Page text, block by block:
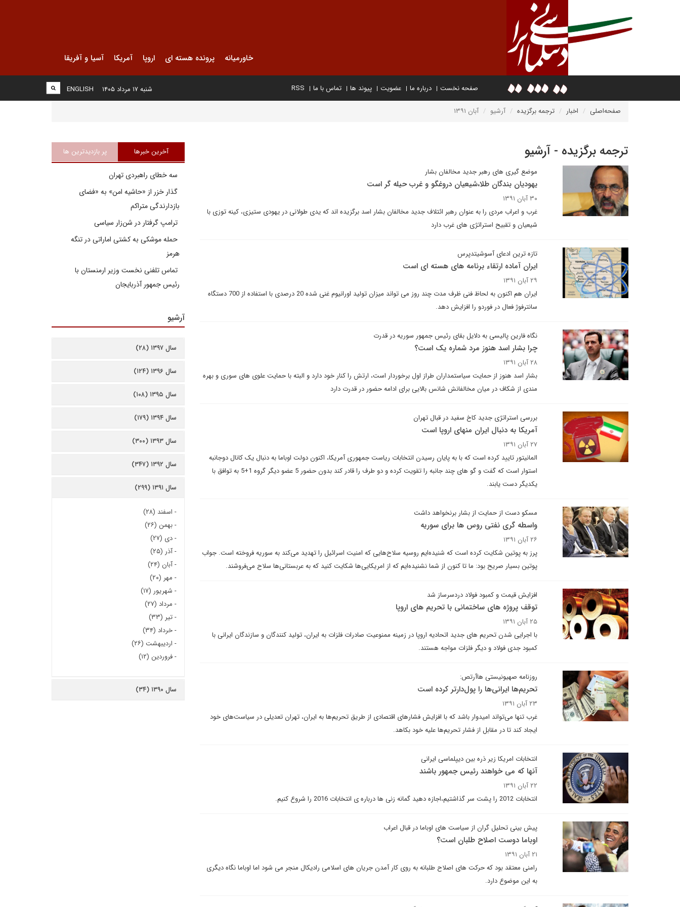
خاورمیانه پرونده هسته ای اروپا آمریکا آسیا و آفریقا
صفحه نخست درباره ما عضویت پیوند ها تماس با ما RSS
ENGLISH شنبه ۱۷ مرداد ۱۴۰۵
صفحه‌اصلی اخبار ترجمه برگزیده آرشیو آبان ۱۳۹۱
ترجمه برگزیده - آرشیو
موضع گیری های رهبر جدید مخالفان بشار
یهودیان بندگان طلا،شیعیان دروغگو و غرب حیله گر است
۳۰ آبان ۱۳۹۱
غرب و اعراب مردی را به عنوان رهبر ائتلاف جدید مخالفان بشار اسد برگزیده اند که یدی طولانی در یهودی ستیزی، کینه توزی با
شیعیان و تقبیح استراتژی های غرب دارد
تازه ترین ادعای آسوشیتدپرس
ایران آماده ارتقاء برنامه های هسته ای است
۲۹ آبان ۱۳۹۱
ایران هم اکنون به لحاظ فنی ظرف مدت چند روز می تواند میزان تولید اورانیوم غنی شده 20 درصدی با استفاده از 700 دستگاه
سانترفوژ فعال در فوردو را افزایش دهد.
نگاه فارین پالیسی به دلایل بقای رئیس جمهور سوریه در قدرت
چرا بشار اسد هنوز مرد شماره یک است؟
۲۸ آبان ۱۳۹۱
بشار اسد هنوز از حمایت سیاستمداران طراز اول برخوردار است، ارتش را کنار خود دارد و البته با حمایت علوی های سوری و بهره
مندی از شکاف در میان مخالفانش شانس بالایی برای ادامه حضور در قدرت دارد
بررسی استراتژی جدید کاخ سفید در قبال تهران
آمریکا به دنبال ایران منهای اروپا است
۲۷ آبان ۱۳۹۱
المانیتور تایید کرده است که با به پایان رسیدن انتخابات ریاست جمهوری آمریکا، اکنون دولت اوباما به دنبال یک کانال دوجانبه
استوار است که گفت و گو های چند جانبه را تقویت کرده و دو طرف را قادر کند بدون حضور 5 عضو دیگر گروه 1+5 به توافق با
یکدیگر دست یابند.
مسکو دست از حمایت از بشار برنخواهد داشت
واسطه گری نفتی روس ها برای سوریه
۲۶ آبان ۱۳۹۱
پرز به پوتین شکایت کرده است که شنیده‌ایم روسیه سلاح‌هایی که امنیت اسرائیل را تهدید می‌کند به سوریه فروخته است. جواب
پوتین بسیار صریح بود: ما تا کنون از شما نشنیده‌ایم که از امریکایی‌ها شکایت کنید که به عربستانی‌ها سلاح‌ می‌فروشند.
افزایش قیمت و کمبود فولاد دردسرساز شد
توقف پروژه های ساختمانی با تحریم های اروپا
۲۵ آبان ۱۳۹۱
با اجرایی شدن تحریم های جدید اتحادیه اروپا در زمینه ممنوعیت صادرات فلزات به ایران، تولید کنندگان و سازندگان ایرانی با
کمبود جدی فولاد و دیگر فلزات مواجه هستند.
روزنامه صهیونیستی هاآرتص:
تحریم‌ها ایرانی‌ها را پول‌دارتر کرده است
۲۳ آبان ۱۳۹۱
غرب تنها می‌تواند امیدوار باشد که با افزایش فشارهای اقتصادی از طریق تحریم‌ها به ایران، تهران تعدیلی در سیاست‌های خود
ایجاد کند تا در مقابل از فشار تحریم‌ها علیه خود بکاهد.
انتخابات امریکا زیر ذره بین دیپلماسی ایرانی
آنها که می خواهند رئیس جمهور باشند
۲۲ آبان ۱۳۹۱
انتخابات 2012 را پشت سر گذاشتیم،اجازه دهید گمانه زنی ها درباره ی انتخابات 2016 را شروع کنیم.
پیش بینی تحلیل گران از سیاست های اوباما در قبال اعراب
اوباما دوست اصلاح طلبان است؟
۲۱ آبان ۱۳۹۱
رامنی معتقد بود که حرکت های اصلاح طلبانه به روی کار آمدن جریان های اسلامی رادیکال منجر می شود اما اوباما نگاه دیگری
به این موضوع دارد.
آخرین خبرها پر بازدیدترین ها
سه خطای راهبردی تهران
گذار خزر از «حاشیه امن» به «فضای
بازدارندگی متراکم
ترامپ گرفتار در شن‌زار سیاسی
حمله موشکی به کشتی اماراتی در تنگه
هرمز
تماس تلفنی نخست وزیر ارمنستان با
رئیس جمهور آذربایجان
آرشیو
سال ۱۳۹۷ (۲۸)
سال ۱۳۹۶ (۱۲۴)
سال ۱۳۹۵ (۱۰۸)
سال ۱۳۹۴ (۱۷۹)
سال ۱۳۹۳ (۳۰۰)
سال ۱۳۹۲ (۳۴۷)
سال ۱۳۹۱ (۲۹۹)
- اسفند (۲۸)
-بهمن (۲۶)
-دی (۲۷)
-آذر (۲۵)
-آبان (۲۴)
- مهر (۲۰)
- شهریور (۱۷)
- مرداد (۲۷)
-تیر (۳۳)
-خرداد (۳۴)
- اردیبهشت (۲۶)
-فروردین (۱۲)
سال ۱۳۹۰ (۳۴)